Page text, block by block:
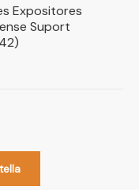
Expositores
Suport